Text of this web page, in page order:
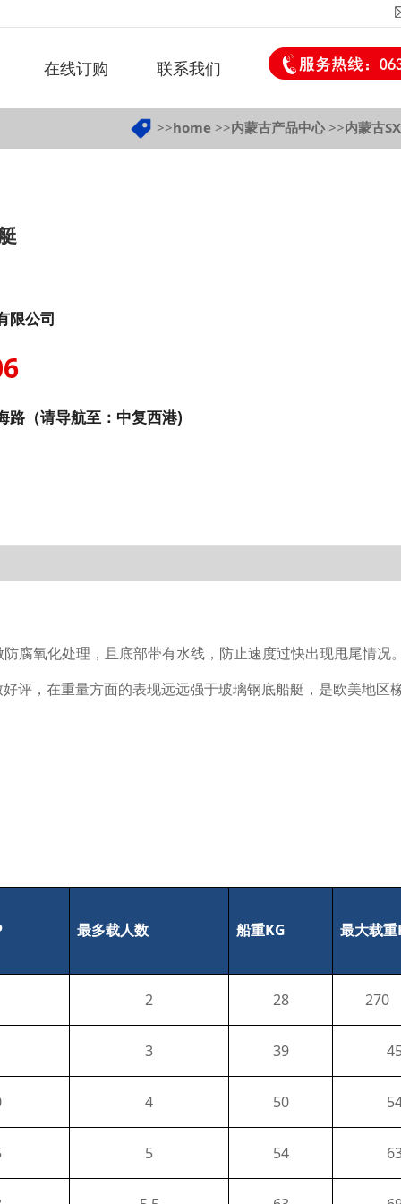
在线订购 联系我们
>>home >>内蒙古产品中心>>内蒙古
限公司
路（请导航至：中复西港)
防腐氧化处理，且底部带有水线，防止速度过快出现甩尾情况
评，在重量方面的表现远远强于玻璃钢底船艇，是欧美地区
最多载人数 船重KG 最大载重
2 28 270
3 39
4 50
5 54